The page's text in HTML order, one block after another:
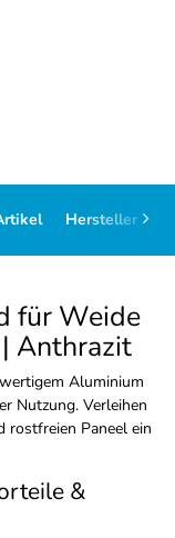
Hersteller
für Weide
Anthrazit
Aluminium
Nutzung. Verleihen
rostfreien Paneel ein
&